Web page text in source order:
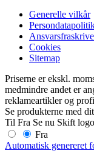
Generelle vilkår
Cookies
Sitemap
Priserne er ekskl.
medmindre andet er
reklameartikler og
Se produkterne med
Til Fra Se nu Skift logo
Fra
Automatisk genereret